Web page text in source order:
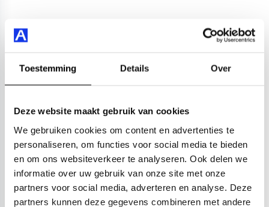
Toestemming Details Over
Deze website maakt gebruik van cookies
We gebruiken cookies om content en advertenties te
personaliseren, om functies voor social media te bieden
en om ons websiteverkeer te analyseren. Ook delen we
informatie over uw gebruik van onze site met onze
partners voor social media, adverteren en analyse. Deze
partners kunnen deze gegevens combineren met andere